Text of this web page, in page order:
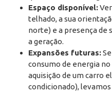
Espaço disponível:
telhado, a sua
norte) e a presença de
a geração.
Expansões futuras:
consumo de energia
aquisição de um carro
condicionado),